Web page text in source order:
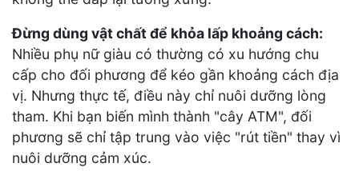
Đừng dùng vật chất để khỏa lấp khoảng cách:
Nhiều phụ nữ giàu có thường có xu hướng chu
cấp cho đối phương để kéo gần khoảng cách địa
vị. Nhưng thực tế, điều này chỉ nuôi dưỡng lòng
tham. Khi bạn biến mình thành "cây ATM", đối
phương sẽ chỉ tập trung vào việc "rút tiền" thay vì
nuôi dưỡng cảm xúc.